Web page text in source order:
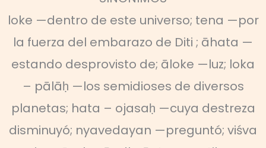
loke —dentro de este universo; tena —por
la fuerza del embarazo de Diti ; āhata —
estando desprovisto de; āloke —luz; loka
– pālāḥ —los semidioses de diversos
planetas; hata – ojasaḥ —cuya destreza
disminuyó; nyavedayan —preguntó; viśva